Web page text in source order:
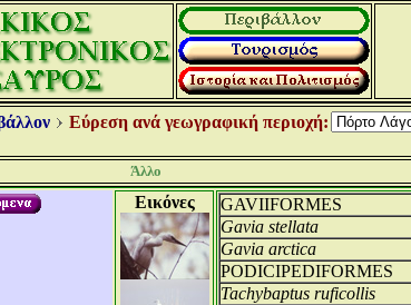
Εύρεση ανά γεωγραφική περιοχή:
Άλλο
Εικόνες
GAVIIFORMES
Gavia stellata
Gavia arctica
PODICIPEDIFORMES
Tachybaptus ruficollis